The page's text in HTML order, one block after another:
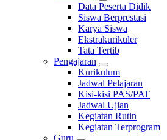
Data Peserta Didik
Siswa Berprestasi
Karya Siswa
Ekstrakurikuler
Tata Tertib
Pengajaran
Kurikulum
Jadwal Pelajaran
Kisi-kisi PAS/PAT
Jadwal Ujian
Kegiatan Rutin
Kegiatan Terprogram
Guru